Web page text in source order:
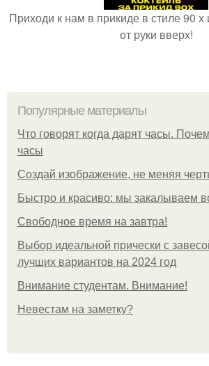
Приходи к нам в прикиде в стиле 90 х
от руки вверх!
Популярные материалы
Что говорят когда дарят часы.
часы
Создай изображение, не меняя
Быстро и красиво: мы закалываем
Свободное время на завтра!
Выбор идеальной прически с
лучших вариантов на 2024 год
Внимание студентам. Внимание!
Невестам на заметку?